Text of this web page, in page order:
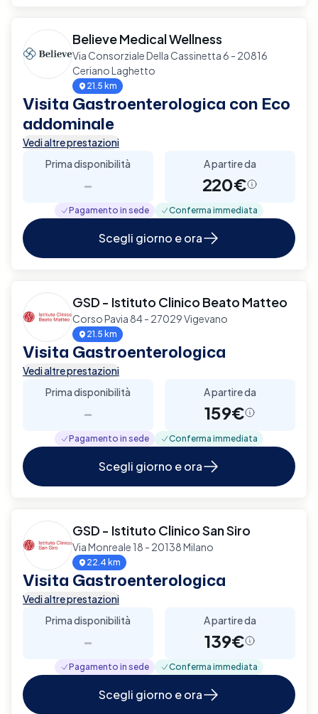
Believe Medical Wellness
Via Consorziale Della Cassinetta 6 - 20816
Ceriano Laghetto
21.5 km
Visita Gastroenterologica con Eco
addominale
Vedi altre prestazioni
Prima disponibilità
-
A partire da
220€
Pagamento in sede Conferma immediata
Scegli giorno e ora
GSD - Istituto Clinico Beato Matteo
Corso Pavia 84 - 27029 Vigevano
21.5 km
Visita Gastroenterologica
Vedi altre prestazioni
Prima disponibilità
-
A partire da
159€
Pagamento in sede Conferma immediata
Scegli giorno e ora
GSD - Istituto Clinico San Siro
Via Monreale 18 - 20138 Milano
22.4 km
Visita Gastroenterologica
Vedi altre prestazioni
Prima disponibilità
-
A partire da
139€
Pagamento in sede Conferma immediata
Scegli giorno e ora